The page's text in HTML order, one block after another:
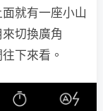
就有一座小山
切換廣角
下來看。